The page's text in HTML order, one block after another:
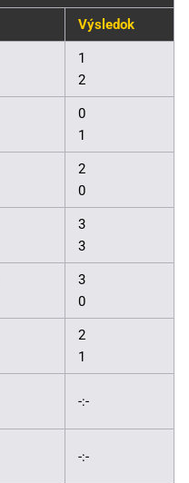
Výsledok
1
2
0
1
2
0
3
3
3
0
2
1
-:-
-:-